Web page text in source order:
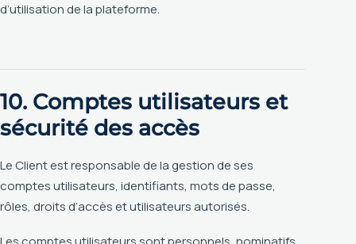
d’utilisation de la plateforme.
10. Comptes utilisateurs et
sécurité des accès
Le Client est responsable de la gestion de ses
comptes utilisateurs, identifiants, mots de passe,
rôles, droits d’accès et utilisateurs autorisés.